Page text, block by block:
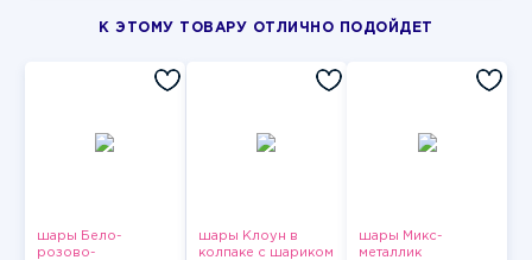
К ЭТОМУ ТОВАРУ ОТЛИЧНО ПОДОЙДЕТ
шары Бело-
розово-
шары Клоун в
колпаке с шариком
шары Микс-
металлик